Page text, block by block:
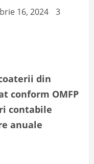
16, 2024
3
din
conform OMFP
contabile
anuale